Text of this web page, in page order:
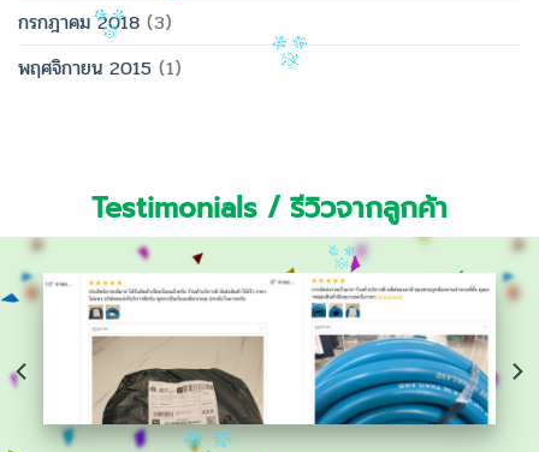
กรกฎาคม 2018 (3)
พฤศจิกายน 2015 (1)
Testimonials / รีวิวจากลูกค้า